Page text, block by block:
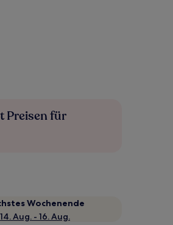
Preisen für
Wochenende
14. Aug. - 16. Aug.